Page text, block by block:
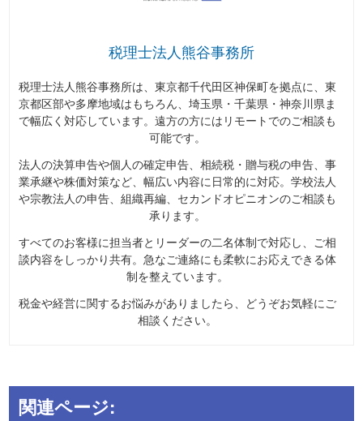
税理士法人熊谷事務所
税理士法人熊谷事務所は、東京都千代田区神保町を拠点に、東
京都区部や多摩地域はもちろん、埼玉県・千葉県・神奈川県ま
で幅広く対応しています。遠方の方にはリモートでのご相談も
可能です。
法人の決算申告や個人の確定申告、相続税・贈与税の申告、事
業承継や株価対策など、幅広い内容に日常的に対応。学校法人
や宗教法人の申告、組織再編、セカンドオピニオンのご相談も
承ります。
すべてのお客様に担当者とリーダーの二名体制で対応し、ご相
談内容をしっかり共有。急なご連絡にも柔軟にお応えできる体
制を整えています。
税金や経営に関するお悩みがありましたら、どうぞお気軽にご
相談ください。
関連ページ: